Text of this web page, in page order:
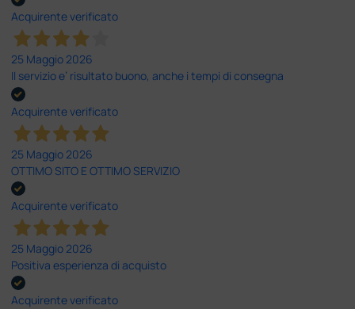
Acquirente verificato
25 Maggio 2026
Il servizio e’ risultato buono, anche i tempi di consegna
Acquirente verificato
25 Maggio 2026
OTTIMO SITO E OTTIMO SERVIZIO
Acquirente verificato
25 Maggio 2026
Positiva esperienza di acquisto
Acquirente verificato